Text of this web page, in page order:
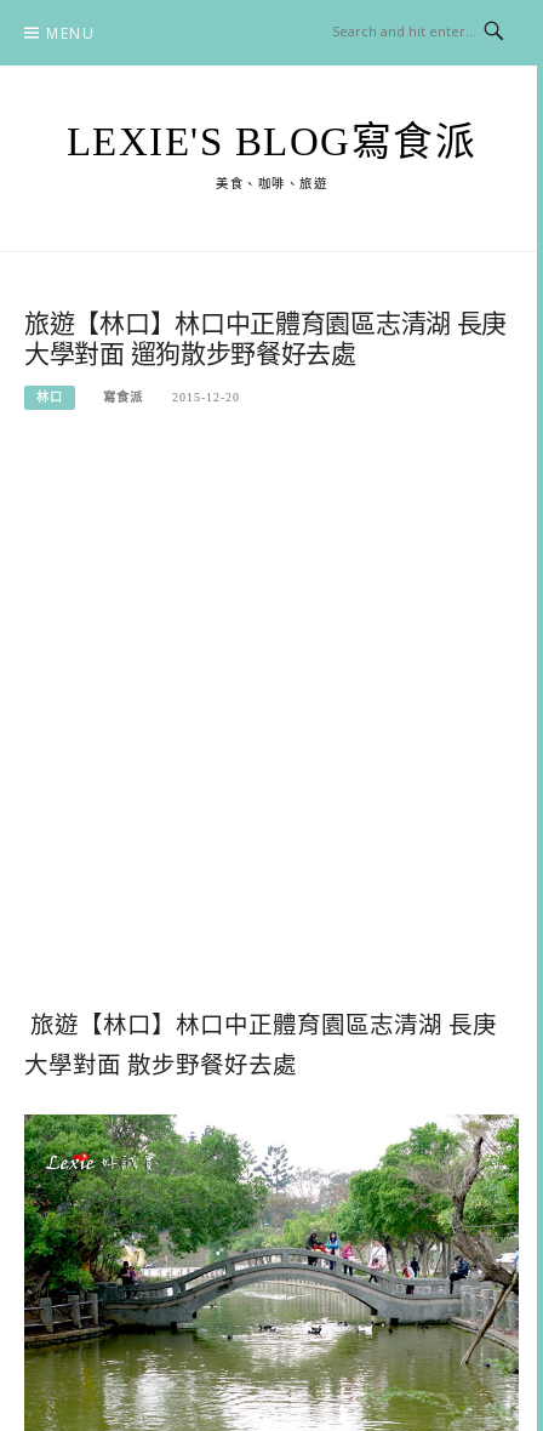
content
MENU
LEXIE'S BLOG寫食派
美食、咖啡、旅遊
旅遊【林口】林口中正體育園區志清湖 長庚
大學對面 遛狗散步野餐好去處
林口 寫食派 2015-12-20
旅遊【林口】林口中正體育園區志清湖 長庚
大學對面 散步野餐好去處